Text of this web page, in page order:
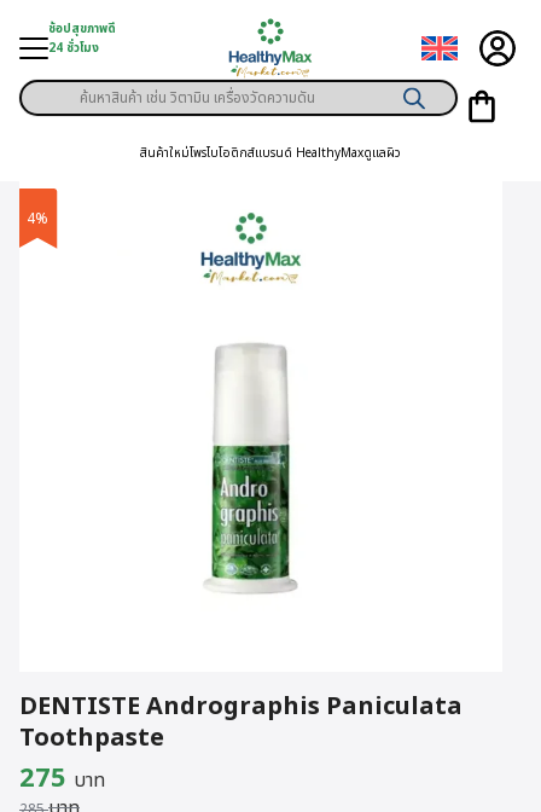
content
ช้อปสุขภาพดี
24 ชั่วโมง
มู่สินค้า
าพเฉพาะคุณ
Products
search
สินค้าใหม่โพรไบโอติกส์แบรนด์ HealthyMaxดูแลผิว
4%
DENTISTE Andrographis Paniculata
Toothpaste
Original
275 บาท